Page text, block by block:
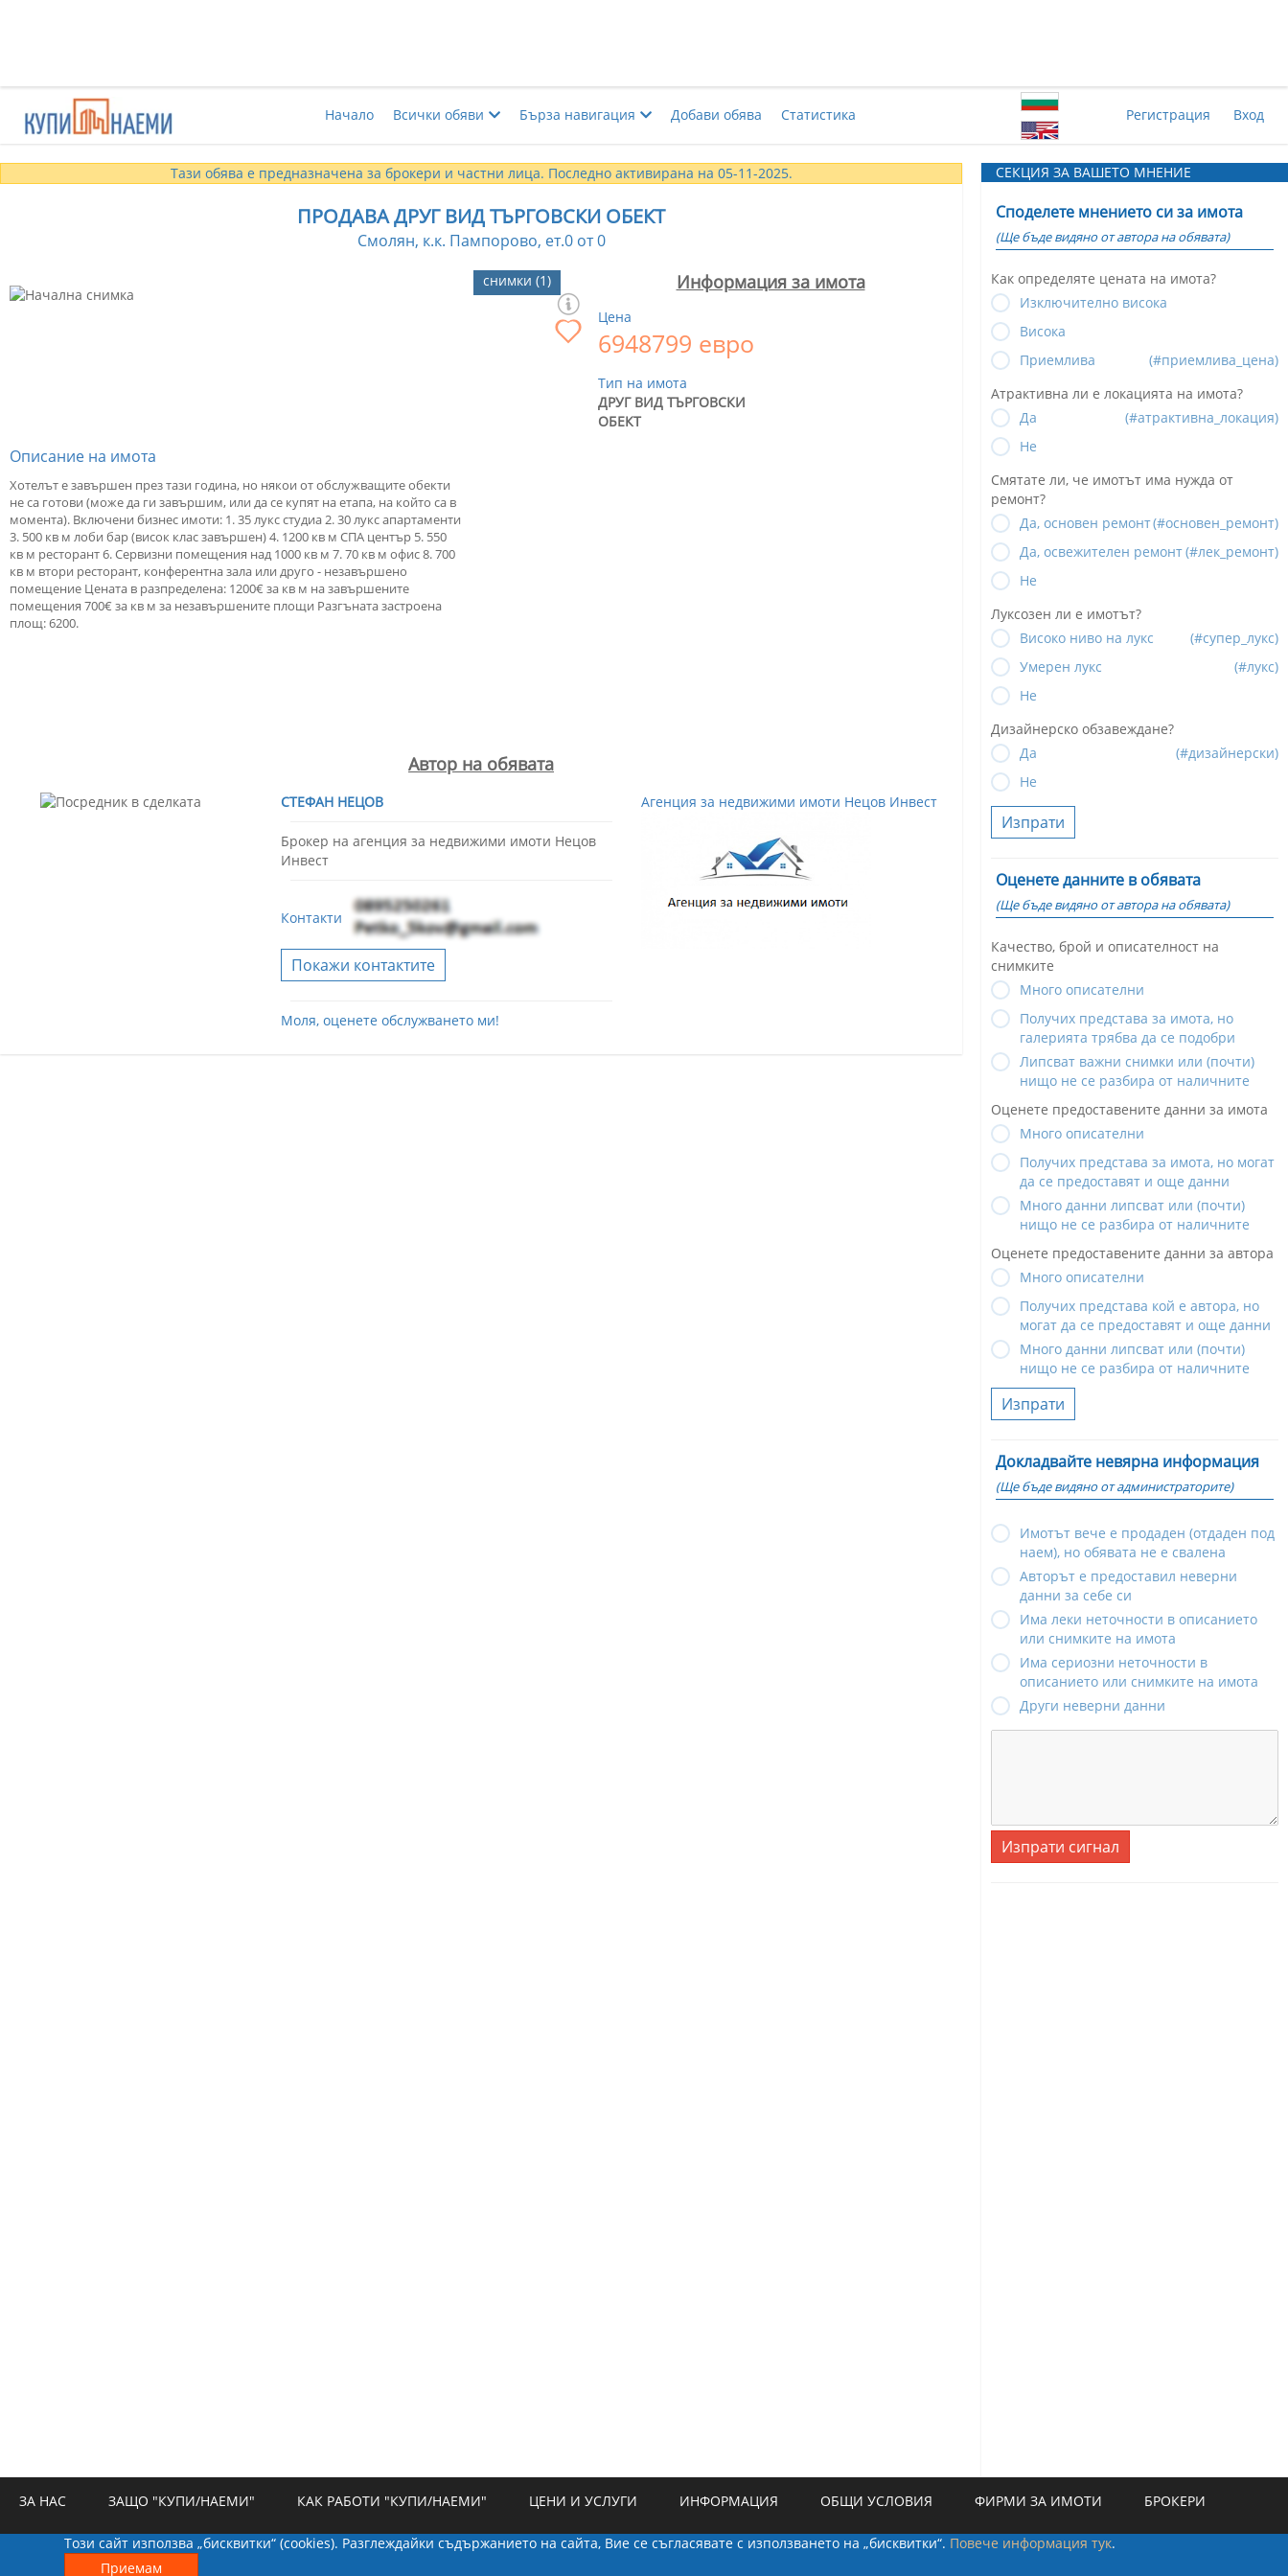
Регистрация Вход
Начало Всички обяви Бърза навигация Добави обява Статистика
Тази обява е предназначена за брокери и частни лица. Последно активирана на 05-11-2025.
ПРОДАВА ДРУГ ВИД ТЪРГОВСКИ ОБЕКТ
Смолян, к.к. Пампорово, ет.0 от 0
снимки (1) Информация за имота
Цена
6948799 евро
Тип на имота
ДРУГ ВИД ТЪРГОВСКИ
ОБЕКТ
Описание на имота
Хотелът е завършен през тази година, но някои от обслужващите обекти
не са готови (може да ги завършим, или да се купят на етапа, на който са в
момента). Включени бизнес имоти: 1. 35 лукс студиа 2. 30 лукс апартаменти
3. 500 кв м лоби бар (висок клас завършен) 4. 1200 кв м СПА център 5. 550
кв м ресторант 6. Сервизни помещения над 1000 кв м 7. 70 кв м офис 8. 700
кв м втори ресторант, конферентна зала или друго - незавършено
помещение Цената в разпределена: 1200€ за кв м на завършените
помещения 700€ за кв м за незавършените площи Разгъната застроена
площ: 6200.
Автор на обявата
СТЕФАН НЕЦОВ
Брокер на агенция за недвижими имоти Нецов
Инвест
Контакти
Покажи контактите
Моля, оценете обслужването ми!
Агенция за недвижими имоти Нецов Инвест
СЕКЦИЯ ЗА ВАШЕТО МНЕНИЕ
Споделете мнението си за имота
(Ще бъде видяно от автора на обявата)
Как определяте цената на имота?
Изключително висока
Висока
Приемлива
(#приемлива_цена)
Атрактивна ли е локацията на имота?
Да
(#атрактивна_локация)
Не
Смятате ли, че имотът има нужда от
ремонт?
Да, основен ремонт(#основен_ремонт)
Да, освежителен ремонт(#лек_ремонт)
Не
Луксозен ли е имотът?
Високо ниво на лукс
(#супер_лукс)
Умерен лукс
(#лукс)
Не
Дизайнерско обзавеждане?
Да
(#дизайнерски)
Не
Изпрати
Оценете данните в обявата
(Ще бъде видяно от автора на обявата)
Качество, брой и описателност на
снимките
Много описателни
Получих представа за имота, но
галерията трябва да се подобри
Липсват важни снимки или (почти)
нищо не се разбира от наличните
Оценете предоставените данни за имота
Много описателни
Получих представа за имота, но могат
да се предоставят и още данни
Много данни липсват или (почти)
нищо не се разбира от наличните
Оценете предоставените данни за автора
Много описателни
Получих представа кой е автора, но
могат да се предоставят и още данни
Много данни липсват или (почти)
нищо не се разбира от наличните
Изпрати
Докладвайте невярна информация
(Ще бъде видяно от администраторите)
Имотът вече е продаден (отдаден под
наем), но обявата не е свалена
Авторът е предоставил неверни
данни за себе си
Има леки неточности в описанието
или снимките на имота
Има сериозни неточности в
описанието или снимките на имота
Други неверни данни
Изпрати сигнал
ЗА НАС ЗАЩО "КУПИ/НАЕМИ" КАК РАБОТИ "КУПИ/НАЕМИ" ЦЕНИ И УСЛУГИ ИНФОРМАЦИЯ ОБЩИ УСЛОВИЯ ФИРМИ ЗА ИМОТИ БРОКЕРИ
РЕКЛАМА БИСКВИТКИ КОНТАКТИ
Този сайт използва „бисквитки“ (cookies). Разглеждайки съдържанието на сайта, Вие се съгласявате с използването на „бисквитки“. Повече информация тук.
Приемам